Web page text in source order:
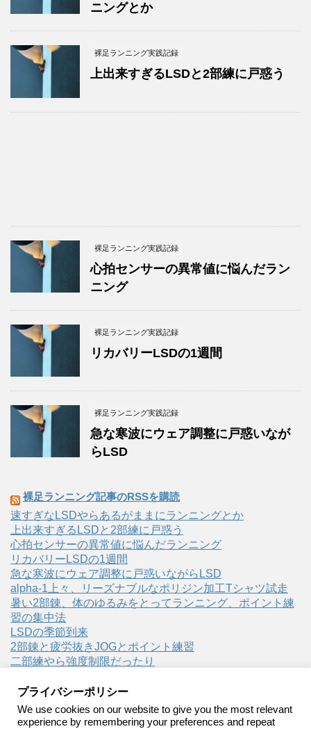
ニングとか
裸足ランニング実践記録
上出来すぎるLSDと2部練に戸惑う
裸足ランニング実践記録
心拍センサーの異常値に悩んだラン
ニング
裸足ランニング実践記録
リカバリーLSDの1週間
裸足ランニング実践記録
急な寒波にウェア調整に戸惑いなが
らLSD
裸足ランニング記事のRSSを購読
速すぎなLSDやらあるがままにランニングとか
上出来すぎるLSDと2部練に戸惑う
心拍センサーの異常値に悩んだランニング
リカバリーLSDの1週間
急な寒波にウェア調整に戸惑いながらLSD
alpha-1上々、リーズナブルなポリジン加工Tシャツ試走
暑い2部錬、体のゆるみをとってランニング、ポイント練
習の集中法
LSDの季節到来
2部錬と疲労抜きJOGとポイント練習
二部練やら強度制限だったり
プライバシーポリシー
We use cookies on our website to give you the most relevant
experience by remembering your preferences and repeat